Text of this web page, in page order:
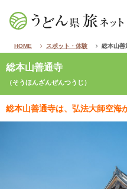
HOME スポット・体験 総本山善
総本山善通寺
（そうほんざんぜんつうじ）